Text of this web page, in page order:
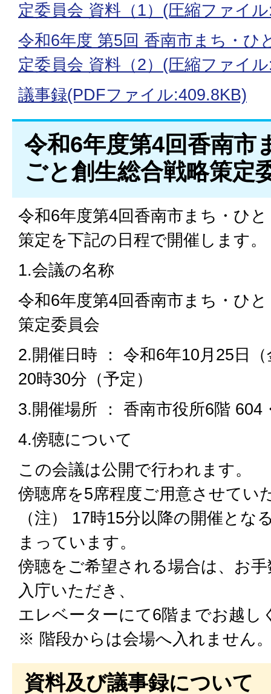
定委員会 資料（1）(圧縮ファイ
令和6年度 第5回 香南市まち・ひ
定委員会 資料（2）(圧縮ファイ
議事録(PDFファイル:409.8KB)
令和6年度第4回香南市
ごと創生総合戦略策定
令和6年度第4回香南市まち・ひ
策定を下記の日程で開催します。
1.会議の名称
令和6年度第4回香南市まち・ひ
策定委員会
2.開催日時 ： 令和6年10月25日
20時30分（予定）
3.開催場所 ： 香南市役所6階 604
4.傍聴について
この会議は公開で行われます。
傍聴席を5席程度ご用意させてい
（注） 17時15分以降の開催とな
まっています。
傍聴をご希望される場合は、お
入庁いただき、
エレベーターにて6階までお越し
※ 階段からは会場へ入れません
資料及び議事録について